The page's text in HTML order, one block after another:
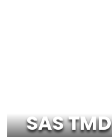
SAS TMD